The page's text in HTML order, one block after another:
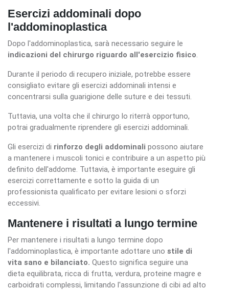
Esercizi addominali dopo
l'addominoplastica
Dopo l'addominoplastica, sarà necessario seguire le
indicazioni del chirurgo riguardo all'esercizio fisico.
Durante il periodo di recupero iniziale, potrebbe essere
consigliato evitare gli esercizi addominali intensi e
concentrarsi sulla guarigione delle suture e dei tessuti.
Tuttavia, una volta che il chirurgo lo riterrà opportuno,
potrai gradualmente riprendere gli esercizi addominali.
Gli esercizi di rinforzo degli addominali possono aiutare
a mantenere i muscoli tonici e contribuire a un aspetto più
definito dell'addome. Tuttavia, è importante eseguire gli
esercizi correttamente e sotto la guida di un
professionista qualificato per evitare lesioni o sforzi
eccessivi.
Mantenere i risultati a lungo termine
Per mantenere i risultati a lungo termine dopo
l'addominoplastica, è importante adottare uno stile di
vita sano e bilanciato. Questo significa seguire una
dieta equilibrata, ricca di frutta, verdura, proteine magre e
carboidrati complessi, limitando l'assunzione di cibi ad alto